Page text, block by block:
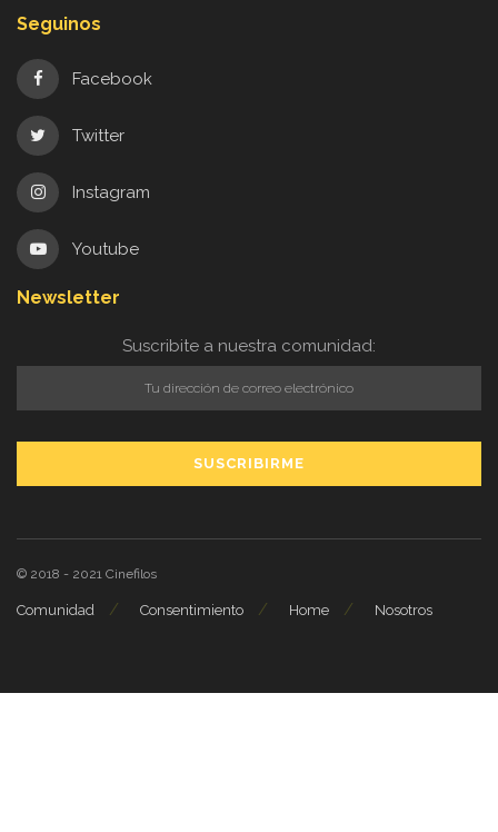
Seguinos
Facebook
Twitter
Instagram
Youtube
Newsletter
Suscribite a nuestra comunidad:
© 2018 - 2021 Cinefilos
Comunidad Consentimiento Home Nosotros